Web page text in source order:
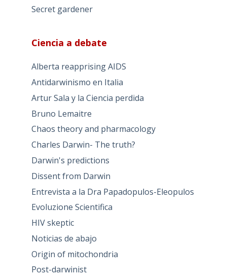
Secret gardener
Ciencia a debate
Alberta reapprising AIDS
Antidarwinismo en Italia
Artur Sala y la Ciencia perdida
Bruno Lemaitre
Chaos theory and pharmacology
Charles Darwin- The truth?
Darwin's predictions
Dissent from Darwin
Entrevista a la Dra Papadopulos-Eleopulos
Evoluzione Scientifica
HIV skeptic
Noticias de abajo
Origin of mitochondria
Post-darwinist